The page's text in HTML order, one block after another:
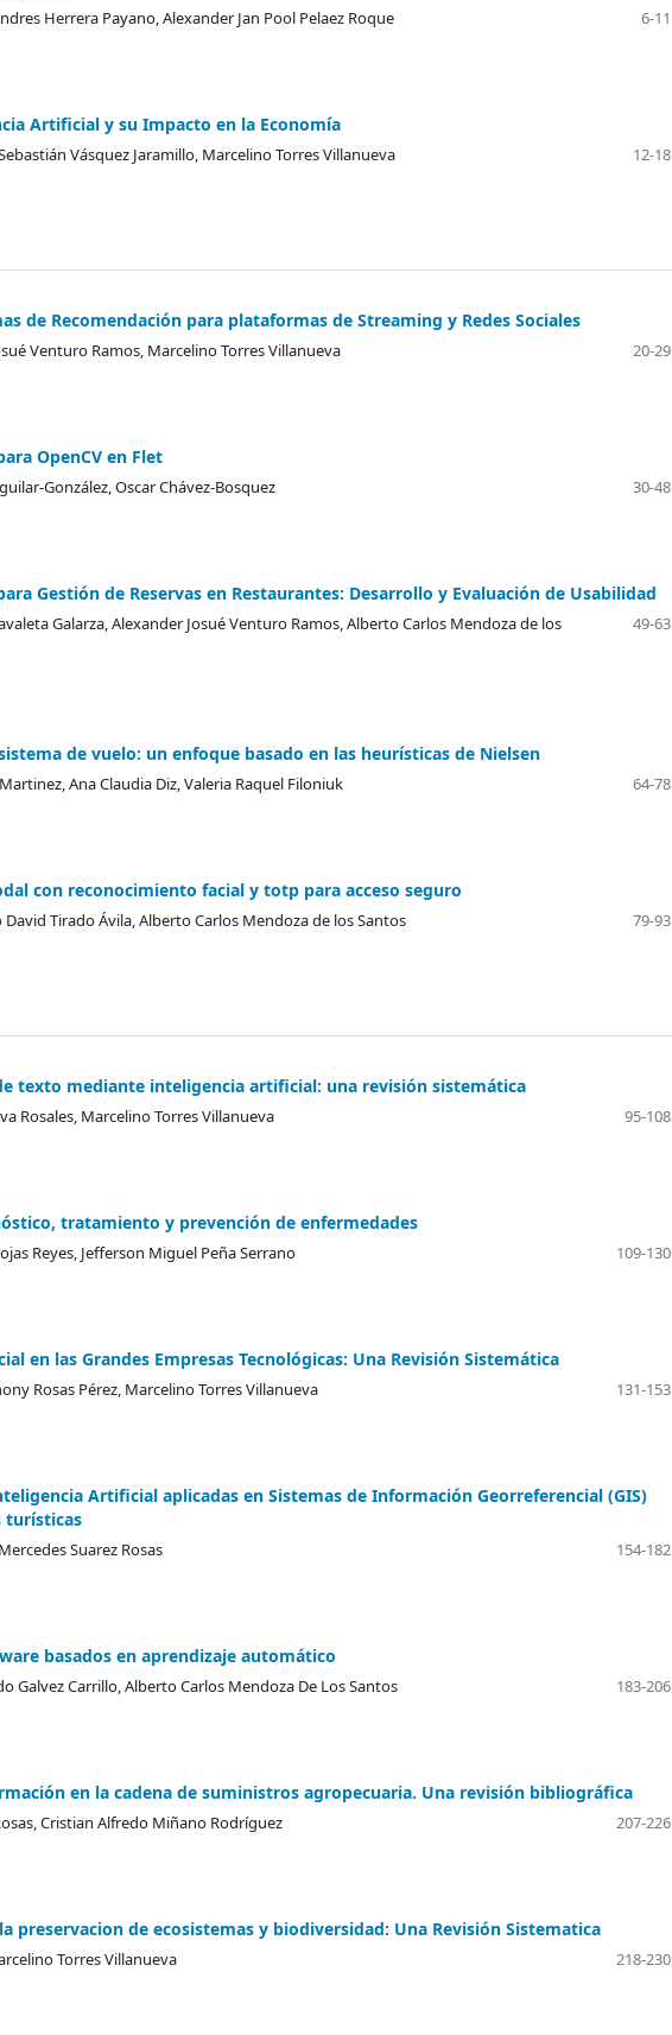
Herrera Payano, Alexander Jan Pool Pelaez Roque
6-11
Artificial y su Impacto en la Economía
Vásquez Jaramillo, Marcelino Torres Villanueva
12-18
de Recomendación para plataformas de Streaming y Redes Sociales
Venturo Ramos, Marcelino Torres Villanueva
20-29
OpenCV en Flet
González, Oscar Chávez-Bosquez
30-48
Gestión de Reservas en Restaurantes: Desarrollo y Evaluación de Usabilidad
Galarza, Alexander Josué Venturo Ramos, Alberto Carlos Mendoza de los
49-63
de vuelo: un enfoque basado en las heurísticas de Nielsen
Ana Claudia Diz, Valeria Raquel Filoniuk
64-78
con reconocimiento facial y totp para acceso seguro
Tirado Ávila, Alberto Carlos Mendoza de los Santos
79-93
texto mediante inteligencia artificial: una revisión sistemática
Rosales, Marcelino Torres Villanueva
95-108
tratamiento y prevención de enfermedades
Reyes, Jefferson Miguel Peña Serrano
109-130
en las Grandes Empresas Tecnológicas: Una Revisión Sistemática
Rosas Pérez, Marcelino Torres Villanueva
131-153
Artificial aplicadas en Sistemas de Información Georreferencial (GIS)
turísticas
Suarez Rosas
154-182
basados en aprendizaje automático
Galvez Carrillo, Alberto Carlos Mendoza De Los Santos
183-206
en la cadena de suministros agropecuaria. Una revisión bibliográfica
Cristian Alfredo Miñano Rodríguez
207-226
preservacion de ecosistemas y biodiversidad: Una Revisión Sistematica
Torres Villanueva
218-230